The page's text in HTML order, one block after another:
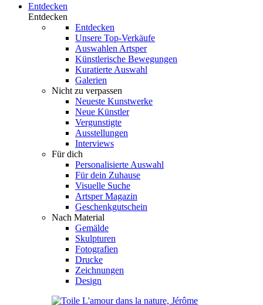
Entdecken
Entdecken
Entdecken
Unsere Top-Verkäufe
Auswahlen Artsper
Künstlerische Bewegungen
Kuratierte Auswahl
Galerien
Nicht zu verpassen
Neueste Kunstwerke
Neue Künstler
Vergunstigte
Ausstellungen
Interviews
Für dich
Personalisierte Auswahl
Für dein Zuhause
Visuelle Suche
Artsper Magazin
Geschenkgutschein
Nach Material
Gemälde
Skulpturen
Fotografien
Drucke
Zeichnungen
Design